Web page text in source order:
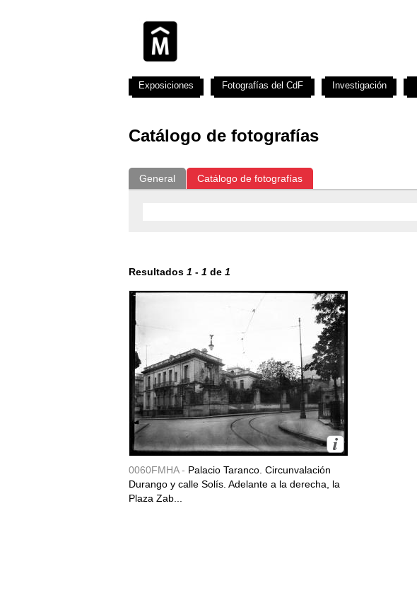
Catálogo de fotografías
General Catálogo de fotografías
Resultados 1 - 1 de 1
0060FMHA - Palacio Taranco. Circunvalación
Durango y calle Solís. Adelante a la derecha, la
Plaza Zab...
Exposiciones Fotografías del CdF Investigación